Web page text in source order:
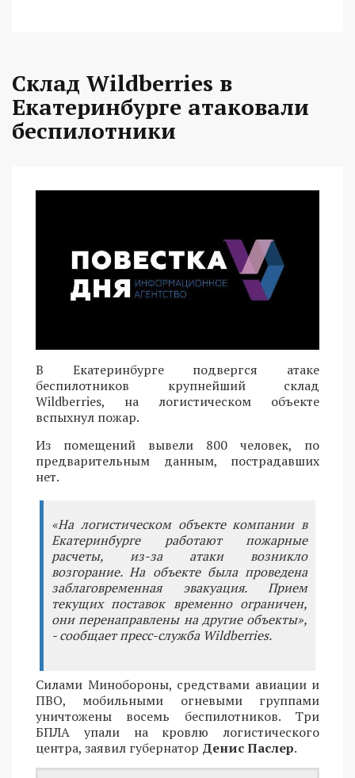
Склад Wildberries в
Екатеринбурге атаковали
беспилотники
В Екатеринбурге подвергся атаке
беспилотников крупнейший склад
Wildberries, на логистическом объекте
вспыхнул пожар.
Из помещений вывели 800 человек, по
предварительным данным, пострадавших
нет.
«На логистическом объекте компании в
Екатеринбурге работают пожарные
расчеты, из-за атаки возникло
возгорание. На объекте была проведена
заблаговременная эвакуация. Прием
текущих поставок временно ограничен,
они перенаправлены на другие объекты»,
- сообщает пресс-служба Wildberries.
Силами Минобороны, средствами авиации и
ПВО, мобильными огневыми группами
уничтожены восемь беспилотников. Три
БПЛА упали на кровлю логистического
центра, заявил губернатор Денис Паслер.